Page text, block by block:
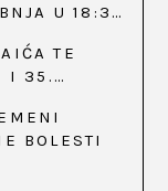
U 18:30
TE
I 35.
BOLESTI